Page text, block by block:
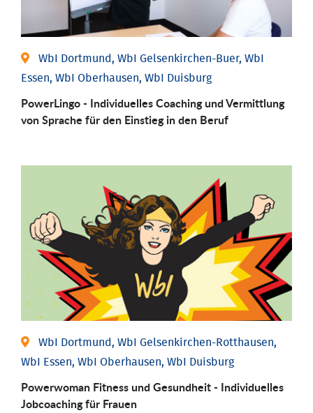
WbI Dortmund, WbI Gelsenkirchen-Buer, WbI
Essen, WbI Oberhausen, WbI Duisburg
PowerLingo - Individuelles Coaching und Vermittlung
von Sprache für den Einstieg in den Beruf
WbI Dortmund, WbI Gelsenkirchen-Rotthausen,
WbI Essen, WbI Oberhausen, WbI Duisburg
Powerwoman Fitness und Gesund­heit - Individu­elles
Job­coaching für Frauen